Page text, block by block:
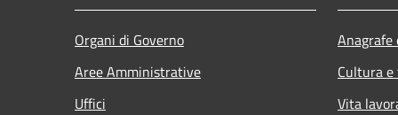
Organi di Governo
Aree Amministrative
Uffici
Cultura
Vita